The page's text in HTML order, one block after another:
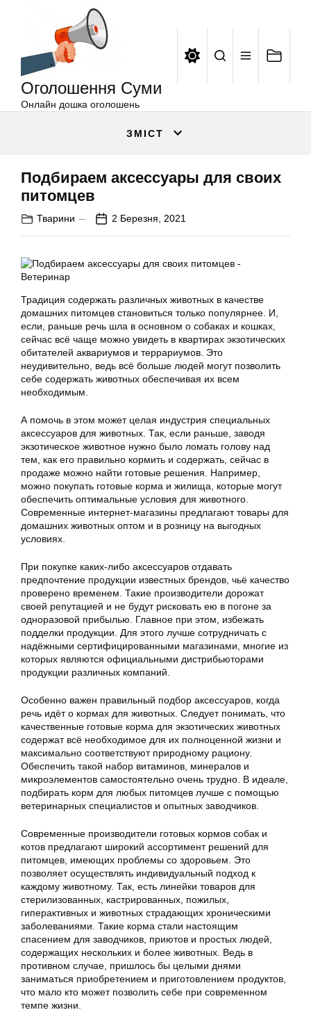
Оголошення Суми
Онлайн дошка оголошень
ЗМІСТ
Подбираем аксессуары для своих
питомцев
Тварини 2 Березня, 2021
Традиция содержать различных животных в качестве
домашних питомцев становиться только популярнее. И,
если, раньше речь шла в основном о собаках и кошках,
сейчас всё чаще можно увидеть в квартирах экзотических
обитателей аквариумов и террариумов. Это
неудивительно, ведь всё больше людей могут позволить
себе содержать животных обеспечивая их всем
необходимым.
А помочь в этом может целая индустрия специальных
аксессуаров для животных. Так, если раньше, заводя
экзотическое животное нужно было ломать голову над
тем, как его правильно кормить и содержать, сейчас в
продаже можно найти готовые решения. Например,
можно покупать готовые корма и жилища, которые могут
обеспечить оптимальные условия для животного.
Современные интернет-магазины предлагают товары для
домашних животных оптом и в розницу на выгодных
условиях.
При покупке каких-либо аксессуаров отдавать
предпочтение продукции известных брендов, чьё качество
проверено временем. Такие производители дорожат
своей репутацией и не будут рисковать ею в погоне за
одноразовой прибылью. Главное при этом, избежать
подделки продукции. Для этого лучше сотрудничать с
надёжными сертифицированными магазинами, многие из
которых являются официальными дистрибьюторами
продукции различных компаний.
Особенно важен правильный подбор аксессуаров, когда
речь идёт о кормах для животных. Следует понимать, что
качественные готовые корма для экзотических животных
содержат всё необходимое для их полноценной жизни и
максимально соответствуют природному рациону.
Обеспечить такой набор витаминов, минералов и
микроэлементов самостоятельно очень трудно. В идеале,
подбирать корм для любых питомцев лучше с помощью
ветеринарных специалистов и опытных заводчиков.
Современные производители готовых кормов собак и
котов предлагают широкий ассортимент решений для
питомцев, имеющих проблемы со здоровьем. Это
позволяет осуществлять индивидуальный подход к
каждому животному. Так, есть линейки товаров для
стерилизованных, кастрированных, пожилых,
гиперактивных и животных страдающих хроническими
заболеваниями. Такие корма стали настоящим
спасением для заводчиков, приютов и простых людей,
содержащих нескольких и более животных. Ведь в
противном случае, пришлось бы целыми днями
заниматься приобретением и приготовлением продуктов,
что мало кто может позволить себе при современном
темпе жизни.